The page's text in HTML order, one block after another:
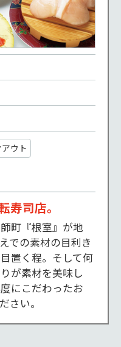
ウト
寿司店。
町『根室』が地
での素材の目利き
置く程。そして何
が素材を美味し
にこだわったお
さい。